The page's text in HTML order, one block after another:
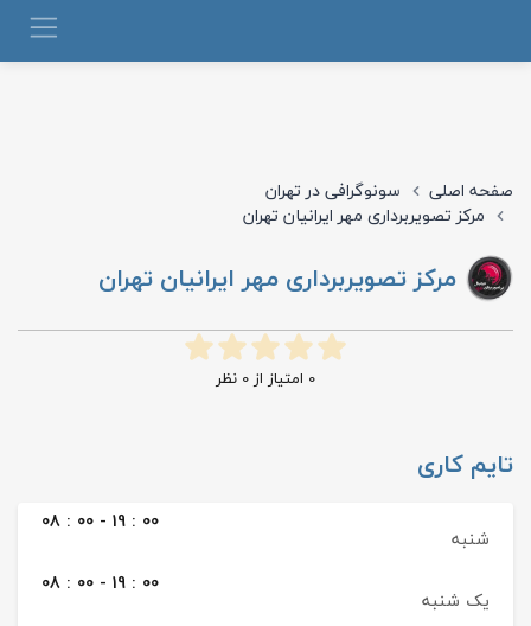
صفحه اصلی
سونوگرافی در تهران
مرکز تصویربرداری مهر ایرانیان تهران
مرکز تصویربرداری مهر ایرانیان تهران
0 امتیاز از 0 نظر
تایم کاری
08 : 00 - 19 : 00
شنبه
08 : 00 - 19 : 00
یک شنبه